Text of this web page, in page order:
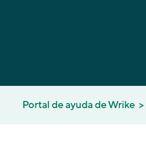
Portal de ayuda de Wrike